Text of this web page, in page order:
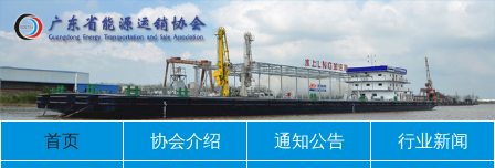
首页 协会介绍 通知公告 行业新闻